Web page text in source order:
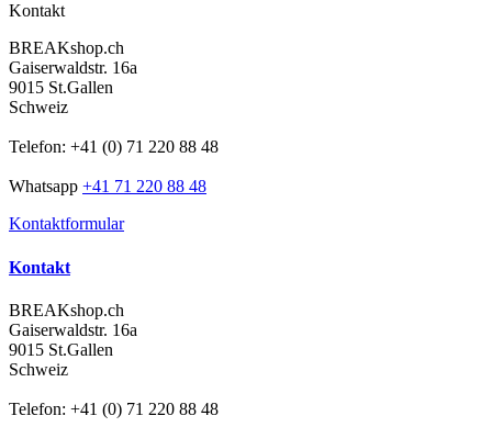
Kontakt
BREAKshop.ch
Gaiserwaldstr. 16a
9015 St.Gallen
Schweiz
Telefon: +41 (0) 71 220 88 48
Whatsapp +41 71 220 88 48
Kontaktformular
Kontakt
BREAKshop.ch
Gaiserwaldstr. 16a
9015 St.Gallen
Schweiz
Telefon: +41 (0) 71 220 88 48